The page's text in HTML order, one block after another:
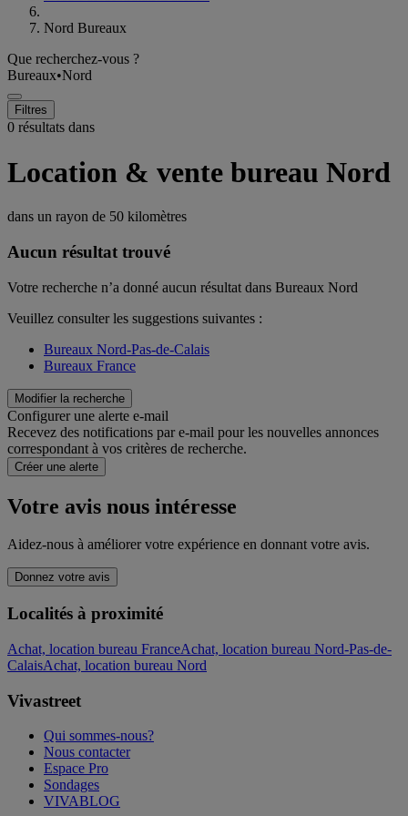
Nord Bureaux
Que recherchez-vous ?
Bureaux•Nord
Filtres
0 résultats dans
Location & vente bureau Nord
dans un rayon de 50 kilomètres
Aucun résultat trouvé
Votre recherche n’a donné aucun résultat dans Bureaux Nord
Veuillez consulter les suggestions suivantes :
Bureaux Nord-Pas-de-Calais
Bureaux France
Modifier la recherche
Configurer une alerte e-mail
Recevez des notifications par e-mail pour les nouvelles annonces
correspondant à vos critères de recherche.
Créer une alerte
Votre avis nous intéresse
Aidez-nous à améliorer votre expérience en donnant votre avis.
Donnez votre avis
Localités à proximité
Achat, location bureau FranceAchat, location bureau Nord-Pas-de-
CalaisAchat, location bureau Nord
Vivastreet
Qui sommes-nous?
Nous contacter
Espace Pro
Sondages
VIVABLOG